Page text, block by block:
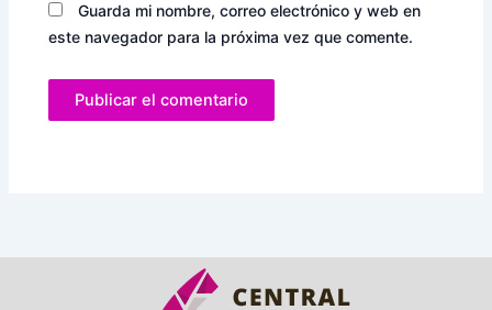
Guarda mi nombre, correo electrónico y web en
este navegador para la próxima vez que comente.